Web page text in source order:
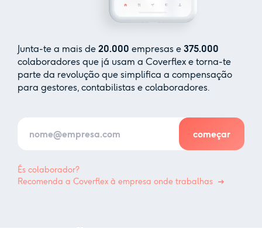
Junta-te a mais de 20.000 empresas e 375.000
colaboradores que já usam a Coverflex e torna-te
parte da revolução que simplifica a compensação
para gestores, contabilistas e colaboradores.
És colaborador?
Recomenda a Coverflex à empresa onde trabalhas